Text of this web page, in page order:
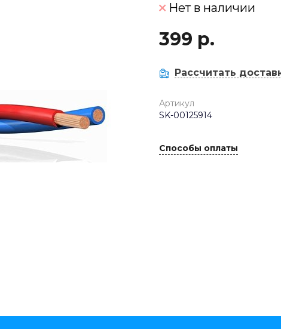
Нет в наличии
399 р.
Рассчитать
Артикул
SK-00125914
Способы оплаты